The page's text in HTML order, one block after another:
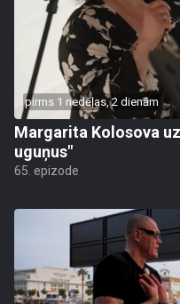
pirms 1 nedēļas, 2 dienām
Margarita Kolosova
uguņus"
65. epizode